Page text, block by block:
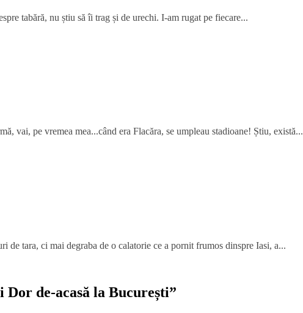
tabără, nu știu să îi trag și de urechi. I-am rugat pe fiecare...
vai, pe vremea mea...când era Flacăra, se umpleau stadioane! Știu, există...
de tara, ci mai degraba de o calatorie ce a pornit frumos dinspre Iasi, a...
de-acasă la București”